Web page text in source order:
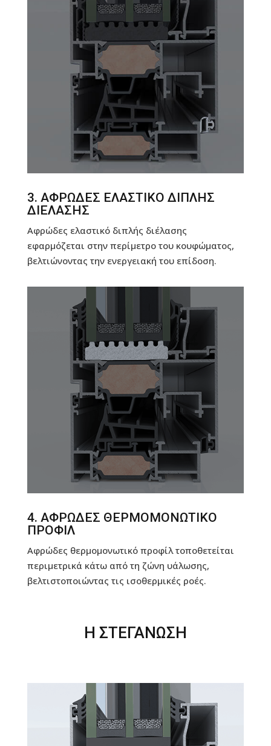
3. ΑΦΡΩΔΕΣ ΕΛΑΣΤΙΚΟ ΔΙΠΛΗΣ
ΔΙΕΛΑΣΗΣ
Αφρώδες ελαστικό διπλής διέλασης
εφαρμόζεται στην περίμετρο του κουφώματος,
βελτιώνοντας την ενεργειακή του επίδοση.
4. ΑΦΡΩΔΕΣ ΘΕΡΜΟΜΟΝΩΤΙΚΟ
ΠΡΟΦΙΛ
Αφρώδες θερμομονωτικό προφίλ τοποθετείται
περιμετρικά κάτω από τη ζώνη υάλωσης,
βελτιστοποιώντας τις ισοθερμικές ροές.
Η ΣΤΕΓΑΝΩΣΗ